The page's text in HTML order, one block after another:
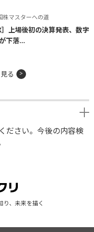
株マスターへの道
］上場後初の決算発表、数字
下落...
る
ださい。今後の内容検
り、未来を描く